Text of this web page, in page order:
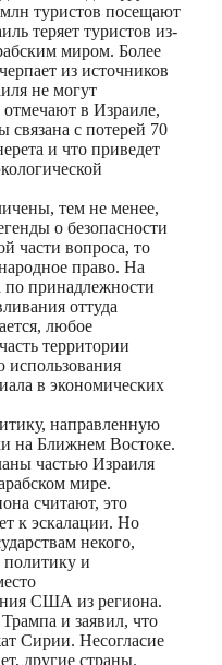
туристов посещают
теряет туристов из-
миром. Более
из источников
не могут
отмечают в Израиле,
с потерей 70
и что приведет
тем не менее,
о безопасности
части вопроса, то
право. На
по принадлежности
оттуда
любое
территории
использования
в экономических
направленную
на Ближнем Востоке.
частью Израиля
мире.
считают, это
к эскалации. Но
некого,
политику и
США из региона.
и заявил, что
Сирии. Несогласие
другие страны.